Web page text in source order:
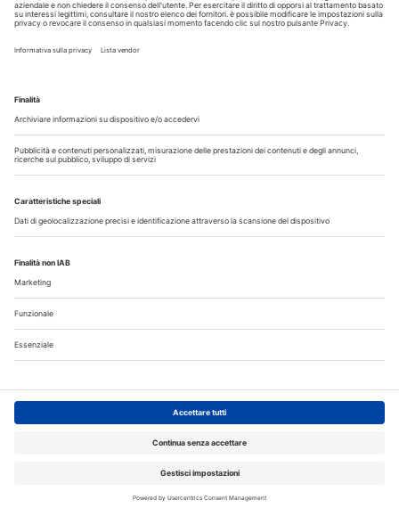
ACCEDI
Corsi ECM
DENTAL CADMOS 2026 - 2028 triennale 150
crediti ECM
Crediti ECM:150 crediti
Prezzo:280,00 € IVA inclusa